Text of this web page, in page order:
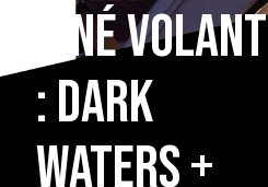
Ciné Volant
: Dark
Waters +